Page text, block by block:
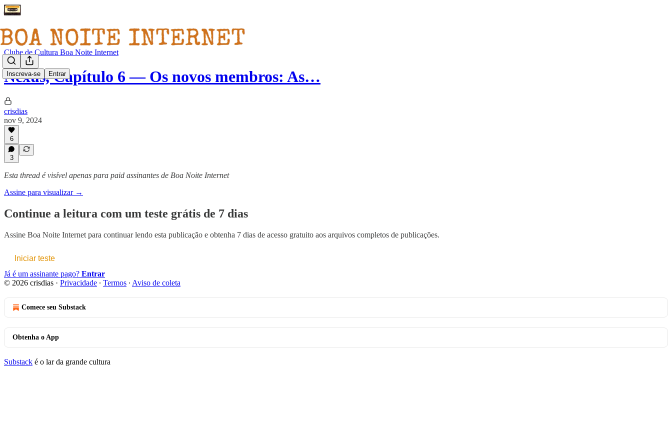
Inscreva-se Entrar
Clube de Cultura Boa Noite Internet
Nexus, Capítulo 6 — Os novos membros: As…
crisdias
nov 9, 2024
6
3
Esta thread é visível apenas para paid assinantes de Boa Noite Internet
Assine para visualizar →
Continue a leitura com um teste grátis de 7 dias
Assine Boa Noite Internet para continuar lendo esta publicação e obtenha 7 dias de acesso gratuito aos arquivos completos de publicações.
Iniciar teste
Já é um assinante pago? Entrar
© 2026 crisdias · Privacidade ∙ Termos ∙ Aviso de coleta
Comece seu Substack
Obtenha o App
Substack é o lar da grande cultura